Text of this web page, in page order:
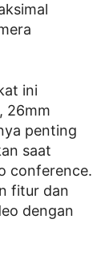
ini
26mm
penting
saat
conference.
fitur dan
dengan